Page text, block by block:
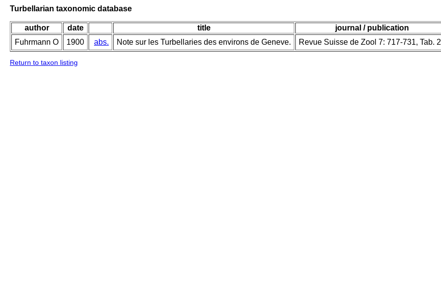
Turbellarian taxonomic database
author date title
journal / publication
Fuhrmann O
1900 abs. Note sur les Turbellaries des environs de Geneve. Revue Suisse de Zool 7: 717-731, Tab.
Return to taxon listing